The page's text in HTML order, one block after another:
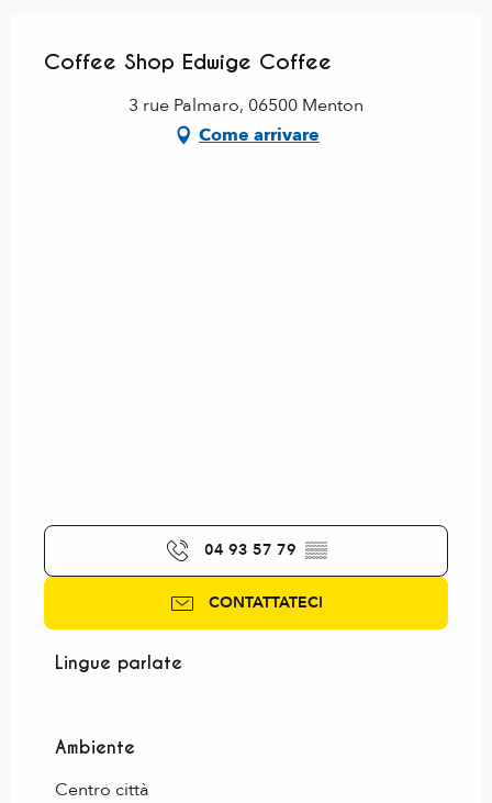
Coffee Shop Edwige Coffee
3 rue Palmaro, 06500 Menton
Come arrivare
04 93 57 79 ▒▒
CONTATTATECI
Lingue parlate
Lingue parlate
Ambiente
Ambiente
Centro città